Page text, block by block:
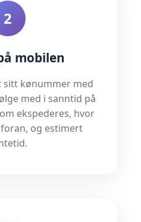
2
mobilen
sitt kønummer med
med i sanntid på
ekspederes, hvor
og estimert